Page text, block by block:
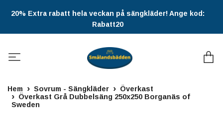
20% Extra rabatt hela veckan på sängkläder! Ange kod:
Rabatt20
Hem Sovrum - Sängkläder
Överkast
Överkast Grå Dubbelsäng 250x250 Borganäs of
Sweden